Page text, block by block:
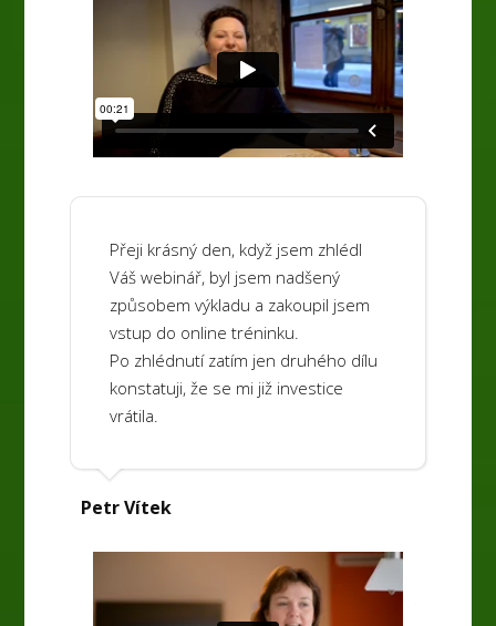
Přeji krásný den, když jsem zhlédl
Váš webinář, byl jsem nadšený
způsobem výkladu a zakoupil jsem
vstup do online tréninku.
Po zhlédnutí zatím jen druhého dílu
konstatuji, že se mi již investice
vrátila.
Petr Vítek